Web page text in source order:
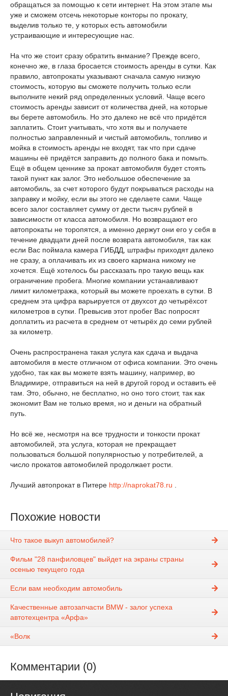
обращаться за помощью к сети интернет. На этом этапе мы
уже и сможем отсечь некоторые конторы по прокату,
выделив только те, у которых есть автомобили
устраивающие и интересующие нас.
На что же стоит сразу обратить внмание? Прежде всего,
конечно же, в глаза бросается стоимость аренды в сутки. Как
правило, автопрокаты указывают сначала самую низкую
стоимость, которую вы сможете получить только если
выполните некий ряд определенных условий. Чаще всего
стоимость аренды зависит от количества дней, на которые
вы берете автомобиль. Но это далеко не всё что придётся
заплатить. Стоит учитывать, что хотя вы и получаете
полностью заправленный и чистый автомобиль, топливо и
мойка в стоимость аренды не входят, так что при сдаче
машины её придётся заправить до полного бака и помыть.
Ещё в общем ценнике за прокат автомобиля будет стоять
такой пункт как залог. Это небольшое обеспечение за
автомобиль, за счет которого будут покрываться расходы на
заправку и мойку, если вы этого не сделаете сами. Чаще
всего залог составляет сумму от дести тысяч рублей в
зависимости от класса автомобиля. Но возвращают его
автопрокаты не торопятся, а именно держут они его у себя в
течение двадцати дней после возврата автомобиля, так как
если Вас поймала камера ГИБДД, штрафы приходят далеко
не сразу, а оплачивать их из своего кармана никому не
хочется. Ещё хотелось бы рассказать про такую вещь как
ограничение пробега. Многие компании устанавливают
лимит километража, который вы можете проехать в сутки. В
среднем эта цифра варьируется от двухсот до четырёхсот
километров в сутки. Превысив этот пробег Вас попросят
доплатить из расчета в среднем от четырёх до семи рублей
за километр.
Очень распространена такая услуга как сдача и выдача
автомобиля в месте отличном от офиса компании. Это очень
удобно, так как вы можете взять машину, например, во
Владимире, отправиться на ней в другой город и оставить её
там. Это, обычно, не бесплатно, но оно того стоит, так как
экономит Вам не только время, но и деньги на обратный
путь.
Но всё же, несмотря на все трудности и тонкости прокат
автомобилей, эта услуга, которая не прекращает
пользоваться большой популярностью у потребителей, а
число прокатов автомобилей продолжает рости.
Лучший автопрокат в Питере http://naprokat78.ru
Похожие новости
Что такое выкуп автомобилей?
Фильм "28 панфиловцев" выйдет на экраны страны
осенью текущего года
Если вам необходим автомобиль
Качественные автозапчасти BMW - залог успеха
автотехцентра «Арфа»
«Волк
Комментарии (0)